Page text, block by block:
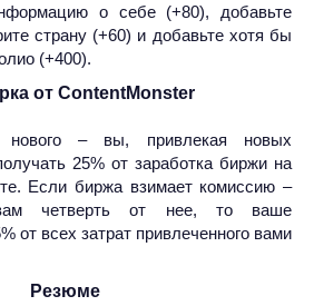
о себе (+80), добавьте
страну (+60) и добавьте хотя бы
(+400).
от ContentMonster
нового – вы, привлекая новых
25% от заработка биржи на
Если биржа взимает комиссию –
четверть от нее, то ваше
от всех затрат привлеченного вами
Резюме